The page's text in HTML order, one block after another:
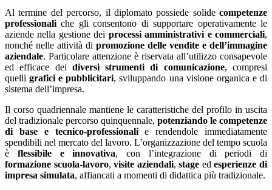
Al termine del percorso, il diplomato possiede solide competenze
professionali che gli consentono di supportare operativamente le
aziende nella gestione dei processi amministrativi e commerciali,
nonché nelle attività di promozione delle vendite e dell’immagine
aziendale. Particolare attenzione è riservata all’utilizzo consapevole
ed efficace dei diversi strumenti di comunicazione, compresi
quelligrafici e pubblicitari, sviluppando una visione organica e di
sistema dell’impresa.
Il corso quadriennale mantiene le caratteristiche del profilo in uscita
del tradizionale percorso quinquennale, potenziando le competenze
di base e tecnico-professionalie rendendole immediatamente
spendibili nel mercato del lavoro. L’organizzazione del tempo scuola
è flessibile e innovativa, con l’integrazione di periodi di
formazione scuola-lavoro,visite aziendali,stage edesperienze di
impresa simulata, affiancati a momenti di didattica più tradizionale.